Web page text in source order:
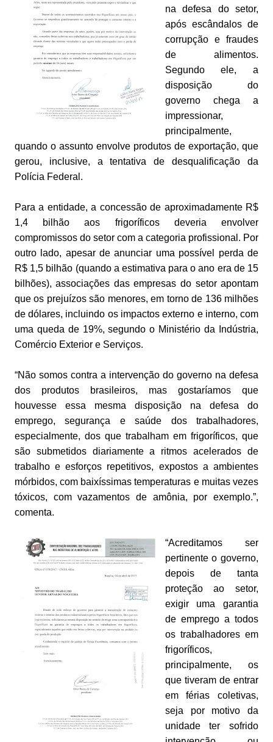
na defesa do setor,
após escândalos de
corrupção e fraudes
de alimentos.
Segundo ele, a
disposição do
governo chega a
impressionar,
principalmente,
quando o assunto envolve produtos de exportação, que
gerou, inclusive, a tentativa de desqualificação da
Polícia Federal.
Para a entidade, a concessão de aproximadamente R$
1,4 bilhão aos frigoríficos deveria envolver
compromissos do setor com a categoria profissional. Por
outro lado, apesar de anunciar uma possível perda de
R$ 1,5 bilhão (quando a estimativa para o ano era de 15
bilhões), associações das empresas do setor apontam
que os prejuízos são menores, em torno de 136 milhões
de dólares, incluindo os impactos externo e interno, com
uma queda de 19%, segundo o Ministério da Indústria,
Comércio Exterior e Serviços.
“Não somos contra a intervenção do governo na defesa
dos produtos brasileiros, mas gostaríamos que
houvesse essa mesma disposição na defesa do
emprego, segurança e saúde dos trabalhadores,
especialmente, dos que trabalham em frigoríficos, que
são submetidos diariamente a ritmos acelerados de
trabalho e esforços repetitivos, expostos a ambientes
mórbidos, com baixíssimas temperaturas e muitas vezes
tóxicos, com vazamentos de amônia, por exemplo.”,
comenta.
“Acreditamos ser
pertinente o governo,
depois de tanta
proteção ao setor,
exigir uma garantia
de emprego a todos
os trabalhadores em
frigoríficos,
principalmente, os
que tiveram de entrar
em férias coletivas,
seja por motivo da
unidade ter sofrido